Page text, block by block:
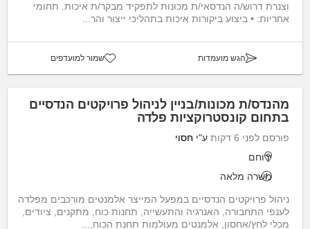
וצנרת דרוש/ה הנדסאי/ת מכונות לתפקיד מבקר/ת איכות. תחומי
אחריות: • ביצוע ביקורות איכות בתהליכי ייצור והר...
הגש מועמדות שמור למועדפים
מהנדס/ת מכונות/בניין לניהול פרויקטים הנדסיים
בתחום קונסטרוקציות פלדה
פורסם לפני 6 דקות ע"י חסוי
ירוחם
משרה מלאה
ניהול פרויקטים הנדסיים במפעל המייצר אלמנטים מורכבים מפלדה
לענפי התחבורה, האנרגיה והתעשייה, תחנות כוח, מתקנים, ציודים,
מכלי לחץ/אחסון, אלמנטים מעולמות תחנת הכוח,...